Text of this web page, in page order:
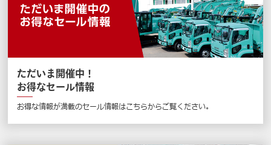
ただいま開催中！
お得なセール情報
お得な情報が満載のセール情報はこちらからご覧ください。